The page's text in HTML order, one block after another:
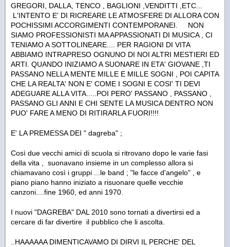
GREGORI, DALLA, TENCO , BAGLIONI ,VENDITTI ,ETC...
L'INTENTO E' DI RICREARE LE ATMOSFERE DI ALLORA CON
POCHISSIMI ACCORGIMENTI CONTEMPORANEI. NON
SIAMO PROFESSIONISTI MA APPASSIONATI DI MUSICA , CI
TENIAMO A SOTTOLINEARE.... PER RAGIONI DI VITA
ABBIAMO INTRAPRESO OGNUNO DI NOI ALTRI MESTIERI ED
ARTI. QUANDO INIZIAMO A SUONARE IN ETA' GIOVANE ,TI
PASSANO NELLA MENTE MILLE E MILLE SOGNI , POI CAPITA
CHE LA REALTA' NON E' COME I SOGNI E COSI' TI DEVI
ADEGUARE ALLA VITA.....POI PERO' PASSANO , PASSANO ,
PASSANO GLI ANNI E CHI SENTE LA MUSICA DENTRO NON
PUO' FARE A MENO DI RITIRARLA FUORI!!!!
E' LA PREMESSA DEI " dagreba" ;
Così due vecchi amici di scuola si ritrovano dopo le varie fasi
della vita , suonavano insieme in un complesso allora si
chiamavano così i gruppi ...le band ; "le facce d'angelo" , e
piano piano hanno iniziato a risuonare quelle vecchie
canzoni....fine 1960, ed anni 1970.
I nuovi "DAGREBA" DAL 2010 sono tornati a divertirsi ed a
cercare di far divertire il pubblico che li ascolta.
..HAAAAAA DIMENTICAVAMO DI DIRVI IL PERCHE' DEL